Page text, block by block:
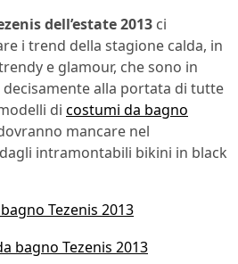
dell’estate 2013 ci
i trend della stagione calda, in
e glamour, che sono in
alla portata di tutte
di costumi da bagno
mancare nel
intramontabili bikini in black
Tezenis 2013